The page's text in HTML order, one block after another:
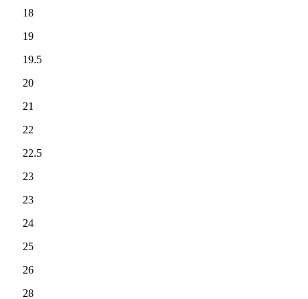
18
19
19.5
20
21
22
22.5
23
23
24
25
26
28